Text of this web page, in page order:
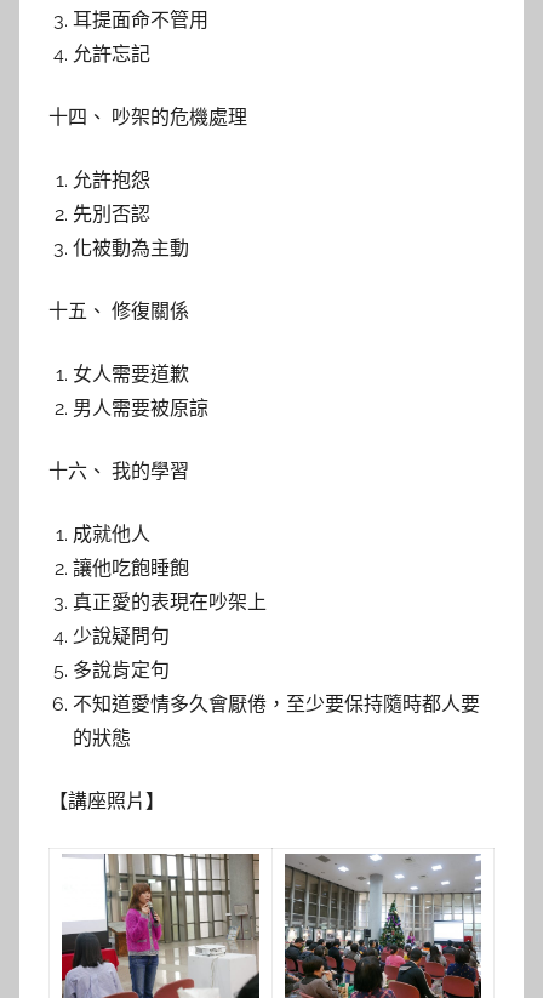
耳提面命不管用
允許忘記
十四、 吵架的危機處理
允許抱怨
先別否認
化被動為主動
十五、 修復關係
女人需要道歉
男人需要被原諒
十六、 我的學習
成就他人
讓他吃飽睡飽
真正愛的表現在吵架上
少說疑問句
多說肯定句
不知道愛情多久會厭倦，至少要保持隨時都人要
的狀態
【講座照片】